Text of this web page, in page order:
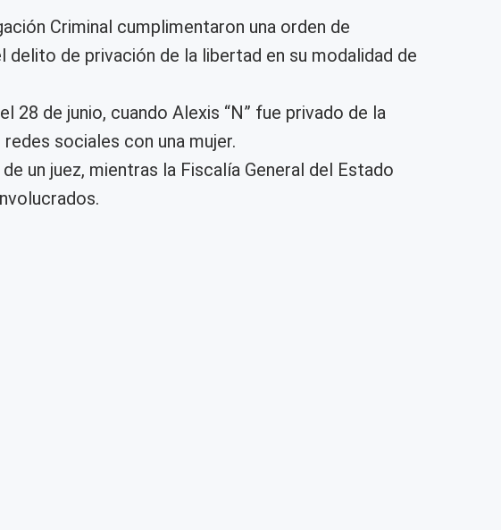
Criminal cumplimentaron una orden de
delito de privación de la libertad en su modalidad de
de junio, cuando Alexis “N” fue privado de la
sociales con una mujer.
un juez, mientras la Fiscalía General del Estado